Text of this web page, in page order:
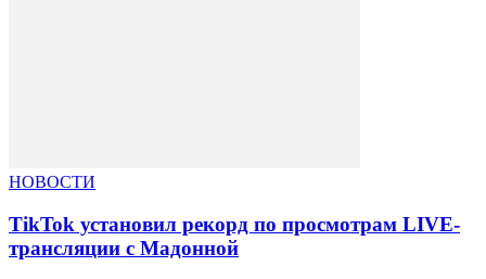
НОВОСТИ
TikTok установил рекорд по просмотрам LIVE-
трансляции с Мадонной